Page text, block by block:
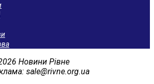
Новини Рівне
sale@rivne.org.ua